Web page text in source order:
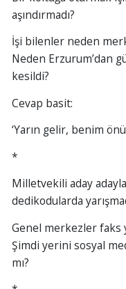
aşındırmadı?
İşi bilenler neden
Neden Erzurum’dan
kesildi?
Cevap basit:
‘Yarın gelir, benim
*
Milletvekili aday
dedikodularda
Genel merkezler faks
Şimdi yerini sosyal
mı?